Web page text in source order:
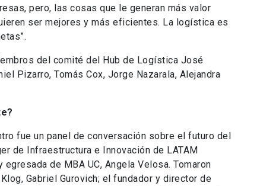
pero, las cosas que le generan más valor
ser mejores y más eficientes. La logística es
del comité del Hub de Logística José
Pizarro, Tomás Cox, Jorge Nazarala, Alejandra
fue un panel de conversación sobre el futuro del
de Infraestructura e Innovación de LATAM
de MBA UC, Angela Velosa. Tomaron
Gabriel Gurovich; el fundador y director de